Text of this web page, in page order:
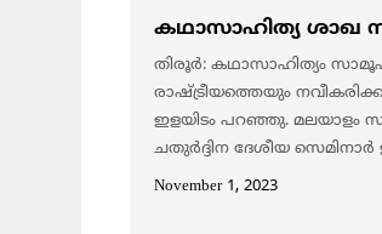
കഥാസാഹിത്യ ശാഖ
തിരൂർ: കഥാസാഹിത്യം
രാഷ്ട്രീയത്തെയും
ഇളയിടം പറഞ്ഞു.
ചതുർദ്ദിന ദേശീയ
November 1, 2023